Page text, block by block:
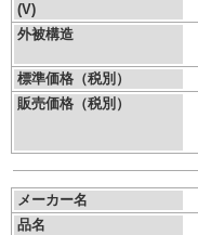
(V)
外被構造
標準価格（税別）
販売価格（税別）
メーカー名
品名